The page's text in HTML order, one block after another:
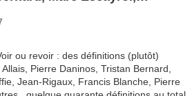
Rigaux, Francis Blanche,
Allen, entre autres...quelque